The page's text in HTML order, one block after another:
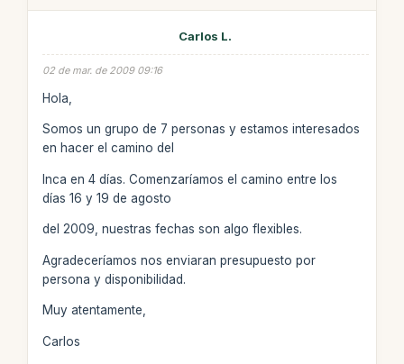
Carlos L.
02 de mar. de 2009 09:16
Hola,
Somos un grupo de 7 personas y estamos interesados
en hacer el camino del
Inca en 4 días. Comenzaríamos el camino entre los
días 16 y 19 de agosto
del 2009, nuestras fechas son algo flexibles.
Agradeceríamos nos enviaran presupuesto por
persona y disponibilidad.
Muy atentamente,
Carlos